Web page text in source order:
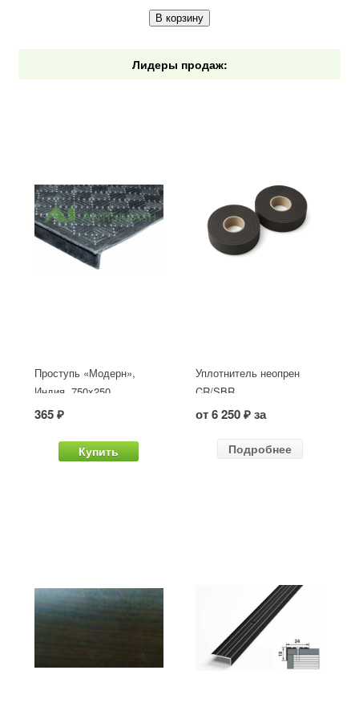
В корзину
Лидеры продаж:
Проступь «Модерн»,
Индия, 750x250
365 ₽
Купить
Уплотнитель неопрен
CR/SBR
от 6 250 ₽ за
Подробнее